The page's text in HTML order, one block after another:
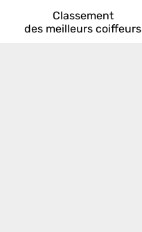
Classement
des meilleurs coiffeurs